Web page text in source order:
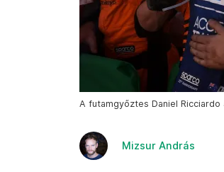
A futamgyőztes Daniel Ricciardo
Mizsur András